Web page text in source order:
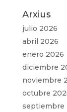
Arxius
julio 2026
abril 2026
enero 2026
diciembre
noviembre
octubre
septiembre